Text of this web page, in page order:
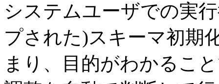
システムユーザでの実
プされた)スキーマ初期
まり、目的がわかるこ